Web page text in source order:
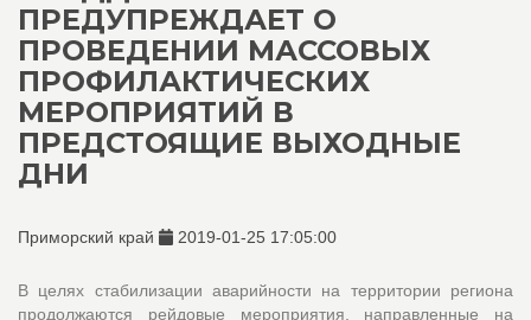
ПРЕДУПРЕЖДАЕТ О
ПРОВЕДЕНИИ МАССОВЫХ
ПРОФИЛАКТИЧЕСКИХ
МЕРОПРИЯТИЙ В
ПРЕДСТОЯЩИЕ ВЫХОДНЫЕ
ДНИ
Приморский край 2019-01-25 17:05:00
В целях стабилизации аварийности на территории региона
продолжаются рейдовые мероприятия, направленные на